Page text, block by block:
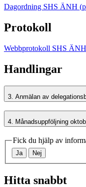
Dagordning SHS ÄNH
Protokoll
Webbprotokoll SHS
Handlingar
3. Anmälan av
4. Månadsuppföljning
Fick du hjälp av
Ja Nej
Hitta snabbt